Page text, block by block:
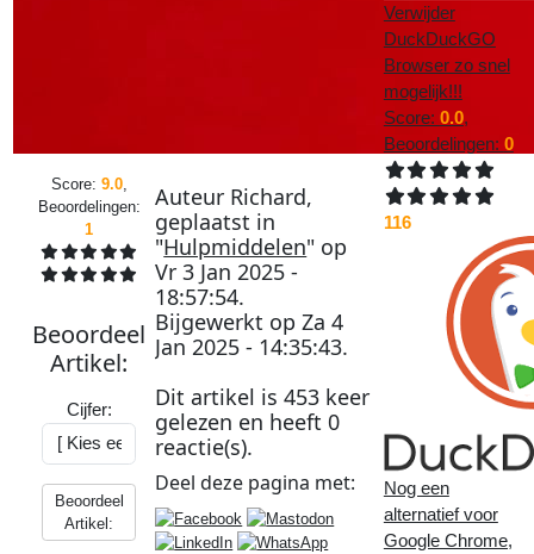
Score: 9.0,
Beoordelingen:
1
Beoordeel
Artikel:
Cijfer:
Beoordeel
Artikel:
Auteur Richard,
geplaatst in
"Hulpmiddelen" op
Vr 3 Jan 2025 -
18:57:54.
Bijgewerkt opZa 4
Jan 2025 - 14:35:43.
Dit artikel is453 keer
gelezen en heeft0
reactie(s).
Deel deze pagina met:
Verwijder
DuckDuckGO
Browser zo snel
mogelijk!!!
Score: 0.0,
Beoordelingen: 0
116
Nog een
alternatief voor
Google Chrome,